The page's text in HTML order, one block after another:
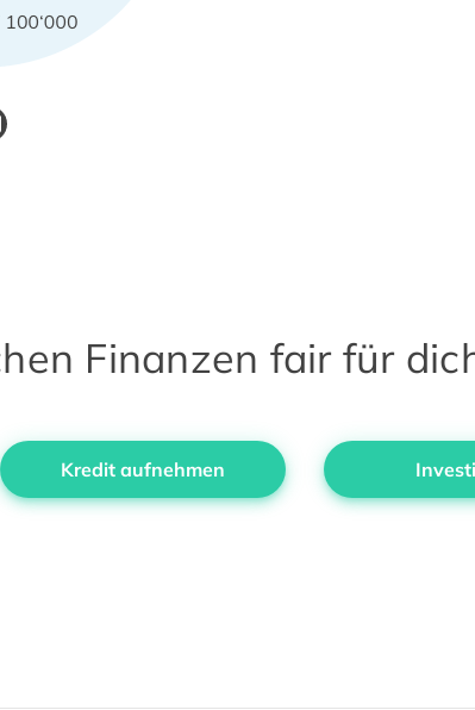
Finanzen fair für
Kredit aufnehmen